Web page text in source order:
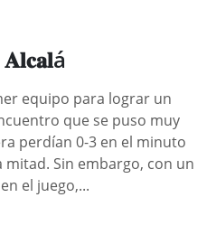
equipo para lograr un
que se puso muy
perdían 0-3 en el minuto
Sin embargo, con un
el juego,...